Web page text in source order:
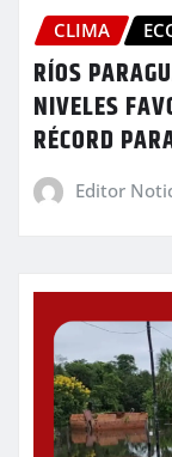
CLIMA
RÍOS
NIVELES
RÉCORD
Editor